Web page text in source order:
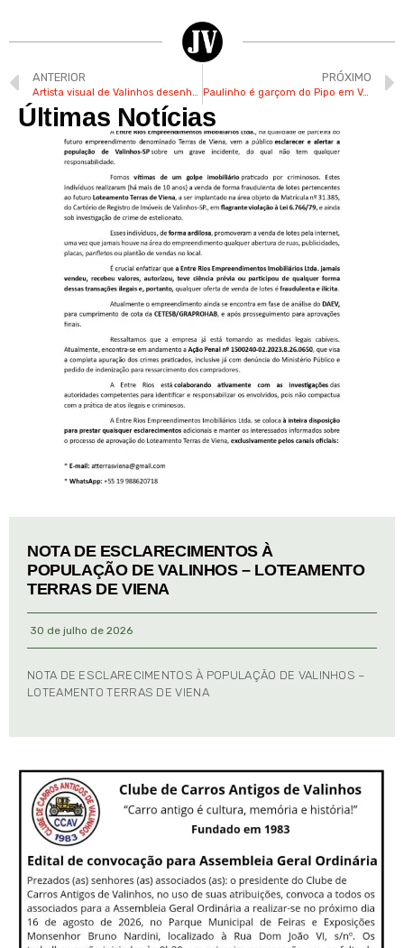
ANTERIOR
Artista visual de Valinhos desenha desde os 13 anos e sonha em se profissionalizar na área
PRÓXIMO
Paulinho é garçom do Pipo em Valinhos há mais de 30 anos
Últimas Notícias
NOTA DE ESCLARECIMENTOS À
POPULAÇÃO DE VALINHOS – LOTEAMENTO
TERRAS DE VIENA
30 de julho de 2026
NOTA DE ESCLARECIMENTOS À POPULAÇÃO DE VALINHOS –
LOTEAMENTO TERRAS DE VIENA